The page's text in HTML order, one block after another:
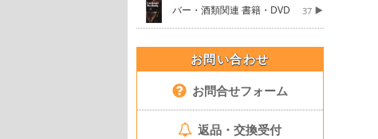
バー・酒類関連 書籍・DVD 37
お問い合わせ
お問合せフォーム
返品・交換受付